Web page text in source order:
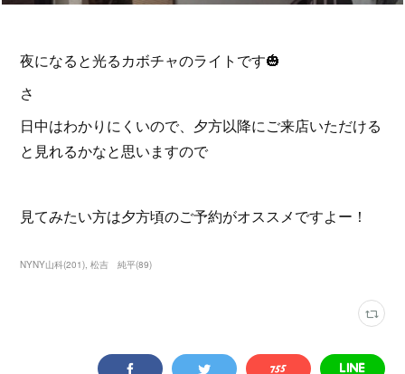
夜になると光るカボチャのライトです🎃
さ
日中はわかりにくいので、夕方以降にご来店いただける
と見れるかなと思いますので
見てみたい方は夕方頃のご予約がオススメですよー！
NYNY山科(201) 松吉 純平(89)